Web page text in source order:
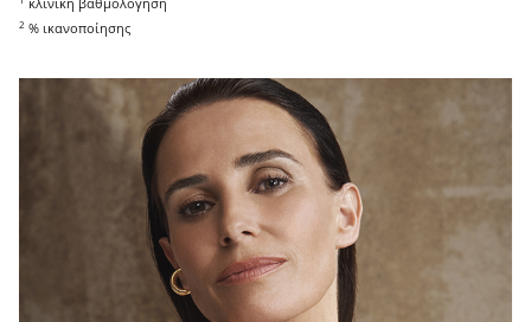
2 % ικανοποίησης